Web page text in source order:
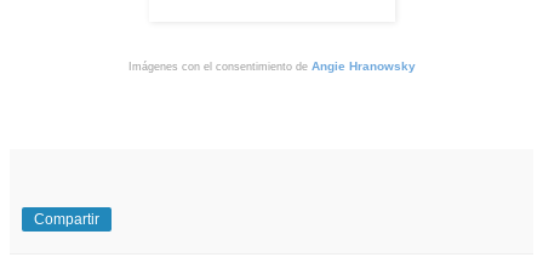
Imágenes con el consentimiento de Angie Hranowsky
Compartir